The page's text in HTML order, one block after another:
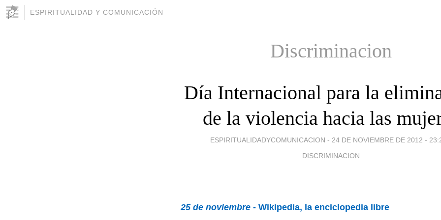
ESPIRITUALIDAD Y COMUNICACIÓN
Discriminacion
Día Internacional para la
de la violencia hacia las
ESPIRITUALIDADYCOMUNICACION - 24 DE NOVIEMBRE DE 2012 -
DISCRIMINACION
25 de noviembre - Wikipedia, la enciclopedia libre